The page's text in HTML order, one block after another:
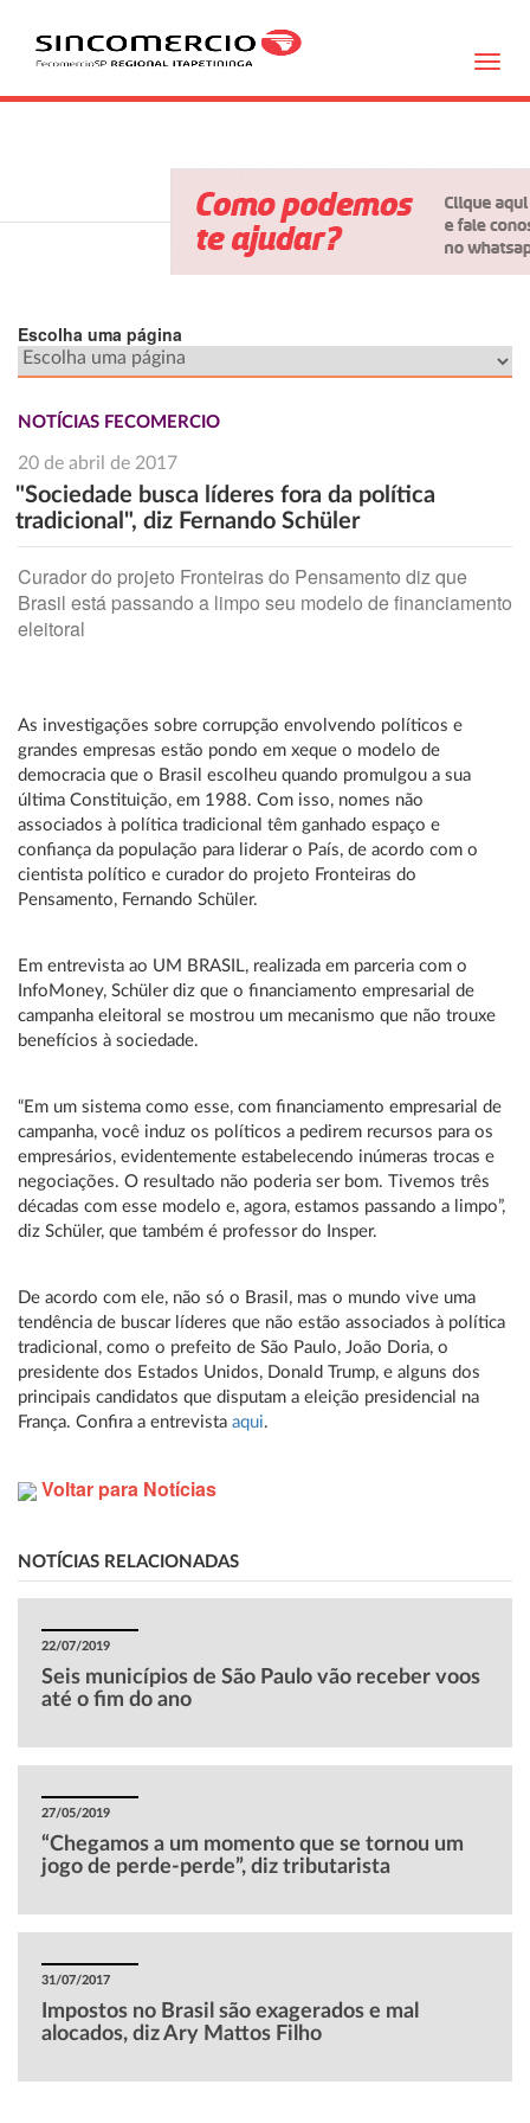
Escolha uma página
NOTÍCIAS FECOMERCIO
20 de abril de 2017
"Sociedade busca líderes fora da política
tradicional", diz Fernando Schüler
Curador do projeto Fronteiras do Pensamento diz que
Brasil está passando a limpo seu modelo de financiamento
eleitoral
As investigações sobre corrupção envolvendo políticos e
grandes empresas estão pondo em xeque o modelo de
democracia que o Brasil escolheu quando promulgou a sua
última Constituição, em 1988. Com isso, nomes não
associados à política tradicional têm ganhado espaço e
confiança da população para liderar o País, de acordo com o
cientista político e curador do projeto Fronteiras do
Pensamento, Fernando Schüler.
Em entrevista ao UM BRASIL, realizada em parceria com o
InfoMoney, Schüler diz que o financiamento empresarial de
campanha eleitoral se mostrou um mecanismo que não trouxe
benefícios à sociedade.
“Em um sistema como esse, com financiamento empresarial de
campanha, você induz os políticos a pedirem recursos para os
empresários, evidentemente estabelecendo inúmeras trocas e
negociações. O resultado não poderia ser bom. Tivemos três
décadas com esse modelo e, agora, estamos passando a limpo”,
diz Schüler, que também é professor do Insper.
De acordo com ele, não só o Brasil, mas o mundo vive uma
tendência de buscar líderes que não estão associados à política
tradicional, como o prefeito de São Paulo, João Doria, o
presidente dos Estados Unidos, Donald Trump, e alguns dos
principais candidatos que disputam a eleição presidencial na
França. Confira a entrevista aqui.
Voltar para Notícias
NOTÍCIAS RELACIONADAS
22/07/2019
Seis municípios de São Paulo vão receber voos
até o fim do ano
27/05/2019
“Chegamos a um momento que se tornou um
jogo de perde-perde”, diz tributarista
31/07/2017
Impostos no Brasil são exagerados e mal
alocados, diz Ary Mattos Filho